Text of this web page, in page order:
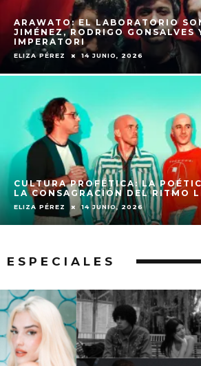
ARAWATO: EL LABORATORIO
JIMÉNEZ, RODRIGO GONSALVES
IMPERATORI
ELIZA PÉREZ 14 JUNIO, 2026
CULTURA PROFÉTICA: LA
LA CONSAGRACIÓN DEL RITMO
ELIZA PÉREZ 14 JUNIO, 2026
ESPECIALES